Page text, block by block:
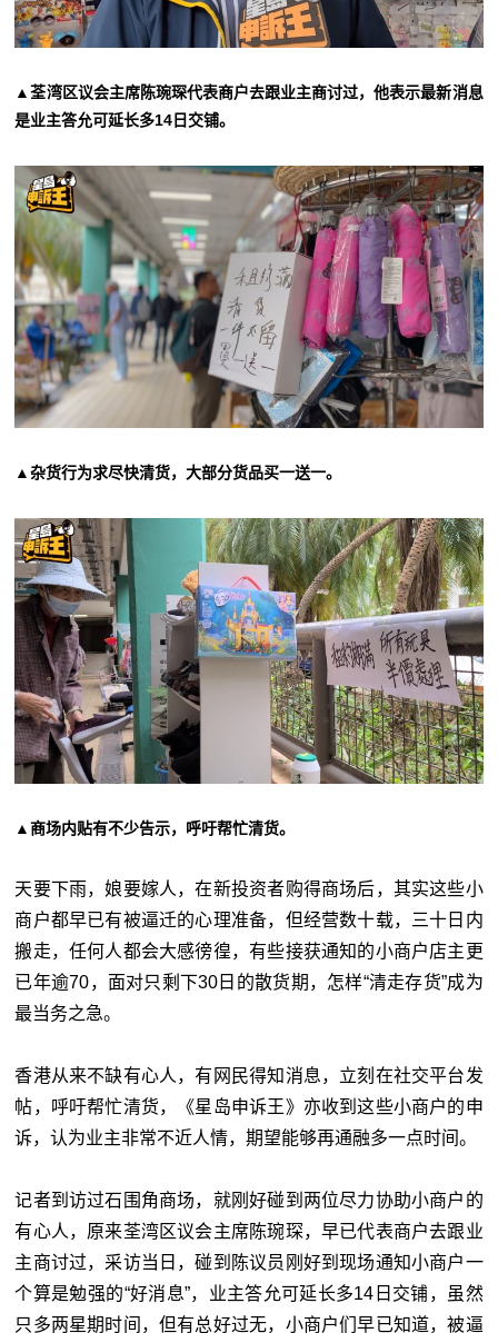
▲荃湾区议会主席陈琬琛代表商户去跟业主商讨过，他表示最新消息
是业主答允可延长多14日交铺。
▲杂货行为求尽快清货，大部分货品买一送一。
▲商场内贴有不少告示，呼吁帮忙清货。
天要下雨，娘要嫁人，在新投资者购得商场后，其实这些小
商户都早已有被逼迁的心理准备，但经营数十载，三十日内
搬走，任何人都会大感徬徨，有些接获通知的小商户店主更
已年逾70，面对只剩下30日的散货期，怎样“清走存货”成为
最当务之急。
香港从来不缺有心人，有网民得知消息，立刻在社交平台发
帖，呼吁帮忙清货，《星岛申诉王》亦收到这些小商户的申
诉，认为业主非常不近人情，期望能够再通融多一点时间。
记者到访过石围角商场，就刚好碰到两位尽力协助小商户的
有心人，原来荃湾区议会主席陈琬琛，早已代表商户去跟业
主商讨过，采访当日，碰到陈议员刚好到现场通知小商户一
个算是勉强的“好消息”，业主答允可延长多14日交铺，虽然
只多两星期时间，但有总好过无，小商户们早已知道，被逼